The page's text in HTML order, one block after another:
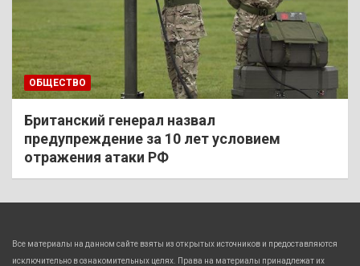
ОБЩЕСТВО
Британский генерал назвал
предупреждение за 10 лет условием
отражения атаки РФ
Все материалы на данном сайте взяты из открытых источников и предоставляются
исключительно в ознакомительных целях. Права на материалы принадлежат их